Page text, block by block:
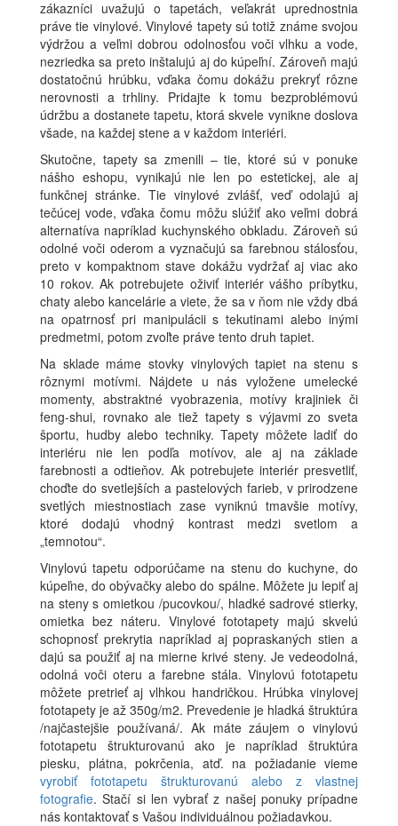
zákazníci uvažujú o tapetách, veľakrát uprednostnia
práve tie vinylové. Vinylové tapety sú totiž známe svojou
výdržou a veľmi dobrou odolnosťou voči vlhku a vode,
nezriedka sa preto inštalujú aj do kúpeľní. Zároveň majú
dostatočnú hrúbku, vďaka čomu dokážu prekryť rôzne
nerovnosti a trhliny. Pridajte k tomu bezproblémovú
údržbu a dostanete tapetu, ktorá skvele vynikne doslova
všade, na každej stene a v každom interiéri.
Skutočne, tapety sa zmenili – tie, ktoré sú v ponuke
nášho eshopu, vynikajú nie len po estetickej, ale aj
funkčnej stránke. Tie vinylové zvlášť, veď odolajú aj
tečúcej vode, vďaka čomu môžu slúžiť ako veľmi dobrá
alternatíva napríklad kuchynského obkladu. Zároveň sú
odolné voči oderom a vyznačujú sa farebnou stálosťou,
preto v kompaktnom stave dokážu vydržať aj viac ako
10 rokov. Ak potrebujete oživiť interiér vášho príbytku,
chaty alebo kancelárie a viete, že sa v ňom nie vždy dbá
na opatrnosť pri manipulácii s tekutinami alebo inými
predmetmi, potom zvoľte práve tento druh tapiet.
Na sklade máme stovky vinylových tapiet na stenu s
rôznymi motívmi. Nájdete u nás vyložene umelecké
momenty, abstraktné vyobrazenia, motívy krajiniek či
feng-shui, rovnako ale tiež tapety s výjavmi zo sveta
športu, hudby alebo techniky. Tapety môžete ladiť do
interiéru nie len podľa motívov, ale aj na základe
farebnosti a odtieňov. Ak potrebujete interiér presvetliť,
choďte do svetlejších a pastelových farieb, v prirodzene
svetlých miestnostiach zase vyniknú tmavšie motívy,
ktoré dodajú vhodný kontrast medzi svetlom a
„temnotou“.
Vinylovú tapetu odporúčame na stenu do kuchyne, do
kúpeľne, do obývačky alebo do spálne. Môžete ju lepiť aj
na steny s omietkou /pucovkou/, hladké sadrové stierky,
omietka bez náteru. Vinylové fototapety majú skvelú
schopnosť prekrytia napríklad aj popraskaných stien a
dajú sa použiť aj na mierne krivé steny. Je vedeodolná,
odolná voči oteru a farebne stála. Vinylovú fototapetu
môžete pretrieť aj vlhkou handričkou. Hrúbka vinylovej
fototapety je až 350g/m2. Prevedenie je hladká štruktúra
/najčastejšie používaná/. Ak máte záujem o vinylovú
fototapetu štrukturovanú ako je napríklad štruktúra
piesku, plátna, pokrčenia, atď. na požiadanie vieme
vyrobiť fototapetu štrukturovanú alebo z vlastnej
fotografie. Stačí si len vybrať z našej ponuky prípadne
nás kontaktovať s Vašou individuálnou požiadavkou.